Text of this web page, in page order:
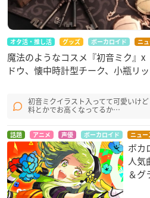
オタ活・推し活 グッズ ボーカロイド ニ
魔法のようなコスメ『初音ミク』x
ドウ、懐中時計型チーク、小瓶リ
初音ミクイラスト入ってて可愛いけ
料とかでお高くなってるか…
話題 アニメ 声優 ボーカロイド ニュー
ボカ
人気
＆グ